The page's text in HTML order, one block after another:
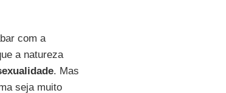
com a
a natureza
. Mas
seja muito